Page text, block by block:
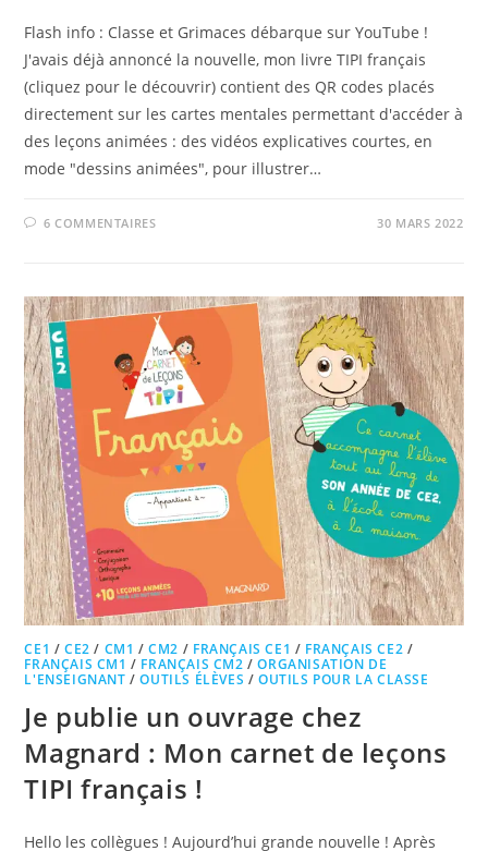
Flash info : Classe et Grimaces débarque sur YouTube !
J'avais déjà annoncé la nouvelle, mon livre TIPI français
(cliquez pour le découvrir) contient des QR codes placés
directement sur les cartes mentales permettant d'accéder à
des leçons animées : des vidéos explicatives courtes, en
mode "dessins animées", pour illustrer…
6 COMMENTAIRES 30 MARS 2022
CE1 /CE2 / CM1 /CM2 / FRANÇAIS CE1 / FRANÇAIS CE2 /
FRANÇAIS CM1 / FRANÇAIS CM2 /ORGANISATION DE
L'ENSEIGNANT /OUTILS ÉLÈVES /OUTILS POUR LA CLASSE
Je publie un ouvrage chez
Magnard : Mon carnet de leçons
TIPI français !
Hello les collègues ! Aujourd’hui grande nouvelle ! Après